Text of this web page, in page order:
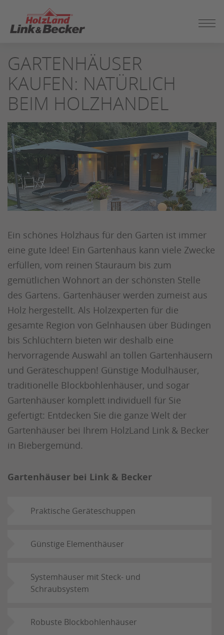
SEITENINHALT
SPRINGEN
GARTENHÄUSER
KAUFEN: NATÜRLICH
BEIM HOLZHANDEL
Ein schönes Holzhaus für den Garten ist immer
eine gute Idee! Ein Gartenhaus kann viele Zwecke
erfüllen, vom reinen Stauraum bis zum
gemütlichen Wohnort an der schönsten Stelle
des Gartens. Gartenhäuser werden zumeist aus
Holz hergestellt. Als Holzexperten für die
gesamte Region von Gelnhausen über Büdingen
bis Schlüchtern bieten wir deshalb eine
hervorragende Auswahl an tollen Gartenhäusern
und Geräteschuppen! Günstige Modulhäuser,
traditionelle Blockbohlenhäuser, und sogar
Gartenhäuser komplett individuell für Sie
gefertigt: Entdecken Sie die ganze Welt der
Gartenhäuser bei Ihrem HolzLand Link & Becker
in Biebergemünd.
Gartenhäuser bei Link & Becker
Praktische Geräteschuppen
Günstige Elementhäuser
Systemhäuser mit Steck- und
Schraubsystem
Robuste Blockbohlenhäuser